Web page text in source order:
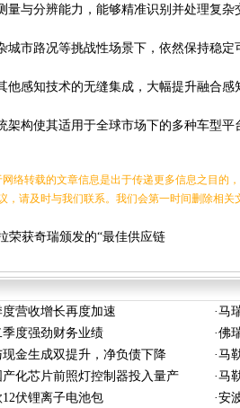
量与分辨能力，能够精准识别并处理复杂
城市路况等挑战性场景下，依然保持稳定
他感知技术的无缝集成，大幅提升融合感
架构使其适用于全球市场下的多种车型平
络转载的文章信息是出于传递更多信息之目的
，请及时与我们联系。我们会第一时间删除相关
荣获奇瑞颁发的“最佳供应链
营收增长再度加速 ·马
季度强劲财务业绩 ·佛
金生成双提升，净负债下降 ·马
化芯片前照灯控制器投入量产 ·马
伏锂离子电池包 ·安